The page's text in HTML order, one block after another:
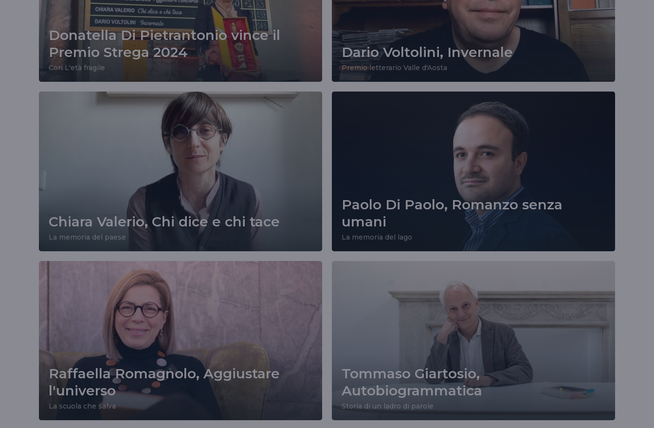
Donatella Di Pietrantonio vince il
Premio Strega 2024
Con L'età fragile
Dario Voltolini, Invernale
Premio letterario Valle d'Aosta
Chiara Valerio, Chi dice e chi tace
La memoria del paese
Paolo Di Paolo, Romanzo senza
umani
La memoria del lago
Raffaella Romagnolo, Aggiustare
l'universo
La scuola che salva
Tommaso Giartosio,
Autobiogrammatica
Storia di un ladro di parole